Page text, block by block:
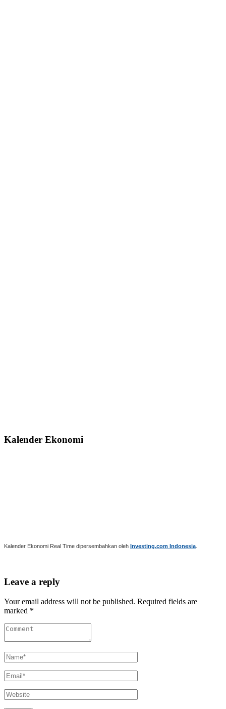
Kalender Ekonomi
Kalender Ekonomi Real Time dipersembahkan oleh Investing.com Indonesia
Leave a reply
Your email address will not be published. Required fields are
marked *